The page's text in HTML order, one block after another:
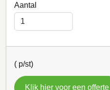
Aantal
( p/st)
Klik hier voor een offerte